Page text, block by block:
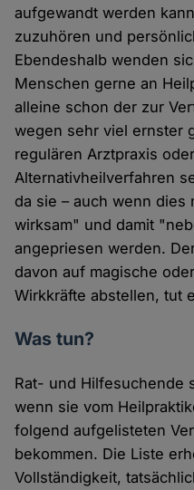
aufgewandt werden
zuzuhören und
Ebendeshalb wenden
Menschen gerne an
alleine schon der zur
wegen sehr viel ernster
regulären Arztpraxis
Alternativheilverfahren
da sie – auch wenn dies
wirksam" und damit
angepriesen werden.
davon auf magische
Wirkkräfte abstellen, tut
Was tun?
Rat- und Hilfesuchende
wenn sie vom
folgend aufgelisteten
bekommen. Die Liste
Vollständigkeit,